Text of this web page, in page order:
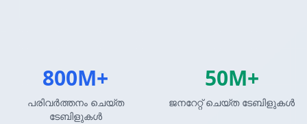
800M+
പരിവർത്തനം ചെയ്ത
ടേബിളുകൾ
50M+
ജനറേറ്റ് ചെയ്ത ടേബിളുകൾ